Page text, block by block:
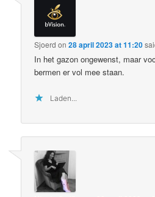
Sjoerd on28 april 2023 at 11:20
In het gazon ongewenst, maar
bermen er vol mee staan.
Laden...